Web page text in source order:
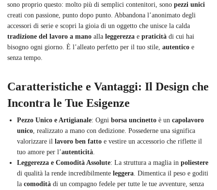
sono proprio questo: molto più di semplici contenitori, sono pezzi unici
creati con passione, punto dopo punto. Abbandona l’anonimato degli
accessori di serie e scopri la gioia di un oggetto che unisce la calda
tradizione del lavoro a mano alla leggerezza e praticità di cui hai
bisogno ogni giorno. È l’alleato perfetto per il tuo stile, autentico e
senza tempo.
Caratteristiche e Vantaggi: Il Design che
Incontra le Tue Esigenze
Pezzo Unico e Artigianale: Ogni borsa uncinetto è un capolavoro
unico , realizzato a mano con dedizione. Possederne una significa
valorizzare il lavoro ben fatto e vestire un accessorio che riflette il
tuo amore per l’autenticità
Leggerezza e Comodità Assolute: La struttura a maglia in poliestere
di qualità la rende incredibilmente leggera . Dimentica il peso e goditi
la comodità di un compagno fedele per tutte le tue avventure, senza